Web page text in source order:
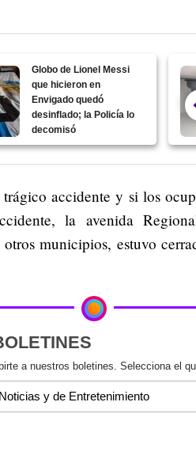
Globo de Lionel Messi
que hicieron en
Envigado quedó
desinflado; la Policía lo
decomisó
accidente y si los
la avenida
municipios, estuvo
a nuestros boletines. Selecciona el